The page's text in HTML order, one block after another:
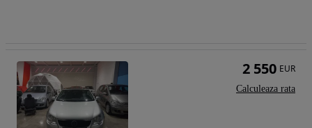
2 550 EUR
Calculeaza rata